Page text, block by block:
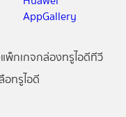
แพ็กเกจกล่องทรูไอดีทีวี
อทรูไอดี